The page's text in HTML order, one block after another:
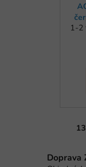
1-2
13
Doprava